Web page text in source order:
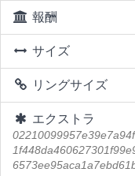
報酬
サイズ
リングサイズ
エクストラ